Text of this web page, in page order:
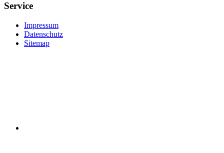
Service
Impressum
Datenschutz
Sitemap